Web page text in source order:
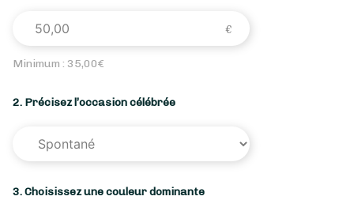
Minimum : 35,00€
2. Précisez l’occasion célébrée
3. Choisissez une couleur dominante